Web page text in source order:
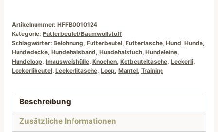
Artikelnummer: HFFB0010124
Kategorie: Futterbeutel/Baumwollstoff
Schlagwörter: Belohnung, Futterbeutel, Futtertasche, Hund, Hunde,
Hundedecke, Hundehalsband, Hundehalstuch, Hundeleine,
Hundeloop, Imausweishülle, Knochen, Kotbeuteltasche, Leckerli,
Leckerlibeutel, Leckerlitasche, Loop, Mantel, Training
Beschreibung
Zusätzliche Informationen